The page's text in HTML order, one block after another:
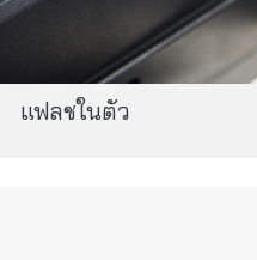
แฟลชในตัว